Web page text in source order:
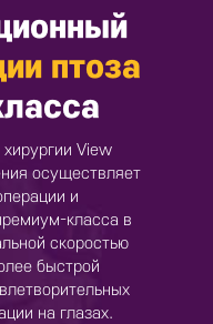
птоза
View
осуществляет
и
класса в
скоростью
быстрой
на глазах.